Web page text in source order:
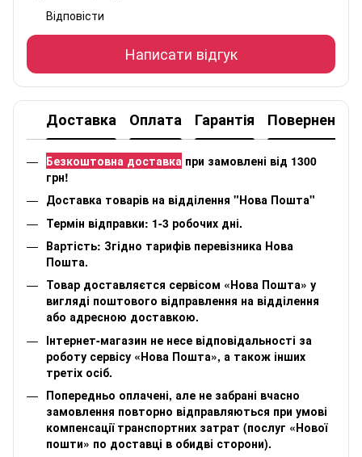
Відповісти
Написати відгук
Доставка Оплата Гарантія Повернення
Безкоштовна доставка при замовлені від 1300
грн!
Доставка товарів на відділення "Нова Пошта"
Термін відправки: 1-3 робочих дні.
Вартість: Згідно тарифів перевізника Нова
Пошта.
Товар доставляєтся сервісом «Нова Пошта» у
вигляді поштового відправлення на відділення
або адресною доставкою.
Інтернет-магазин не несе відповідальності за
роботу сервісу «Нова Пошта», а також інших
третіх осіб.
Попередньо оплачені, але не забрані вчасно
замовлення повторно відправляються при умові
компенсації транспортних затрат (послуг «Нової
пошти» по доставці в обидві сторони).